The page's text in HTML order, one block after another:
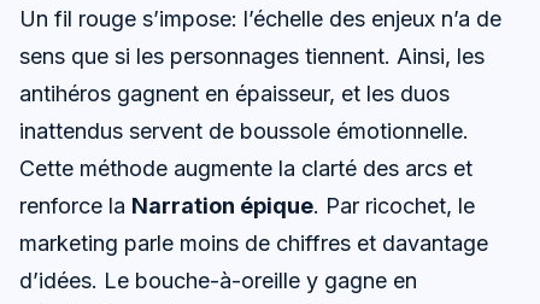
Un fil rouge s’impose: l’échelle des enjeux n’a de
sens que si les personnages tiennent. Ainsi, les
antihéros gagnent en épaisseur, et les duos
inattendus servent de boussole émotionnelle.
Cette méthode augmente la clarté des arcs et
renforce la Narration épique. Par ricochet, le
marketing parle moins de chiffres et davantage
d’idées. Le bouche-à-oreille y gagne en